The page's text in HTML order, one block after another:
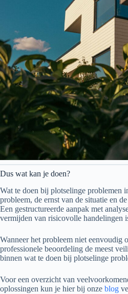
Dus wat kan je doen?
Wat te doen bij plotselinge problemen
probleem, de ernst van de situatie en
Een gestructureerde aanpak met
vermijden van risicovolle handelingen
Wanneer het probleem niet eenvoudig
professionele beoordeling de meest
binnen wat te doen bij plotselinge
Voor een overzicht van
oplossingen kun je hier bij onze blog